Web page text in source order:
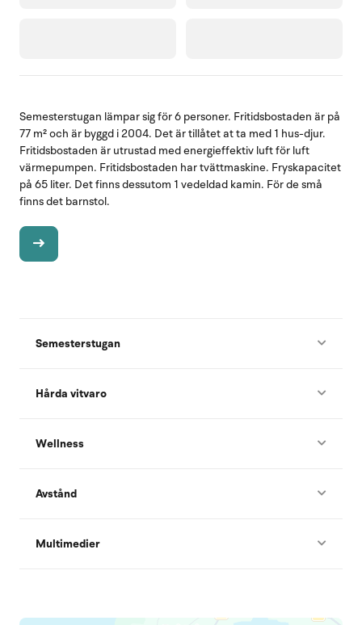
Semesterstugan lämpar sig för 6 personer. Fritidsbostaden är på
77 m² och är byggd i 2004. Det är tillåtet at ta med 1 hus-djur.
Fritidsbostaden är utrustad med energieffektiv luft för luft
värmepumpen. Fritidsbostaden har tvättmaskine. Fryskapacitet
på 65 liter. Det finns dessutom 1 vedeldad kamin. För de små
finns det barnstol.
Semesterstugan
Hårda vitvaro
Wellness
Avstånd
Multimedier